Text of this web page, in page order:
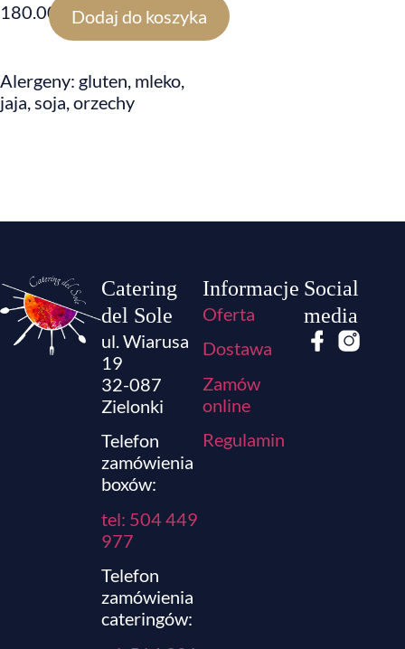
180.00 złDodaj do koszyka
Alergeny: gluten, mleko,
jaja, soja, orzechy
Catering
del Sole
ul. Wiarusa
19
32-087
Zielonki
Telefon
zamówienia
boxów:
tel: 504 449
977
Telefon
zamówienia
cateringów:
Informacje
Oferta
Dostawa
Zamów
online
Regulamin
Social
media